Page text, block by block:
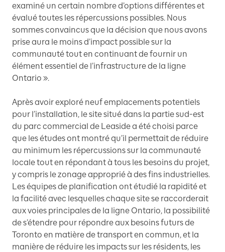
examiné un certain nombre d’options différentes et
évalué toutes les répercussions possibles. Nous
sommes convaincus que la décision que nous avons
prise aura le moins d’impact possible sur la
communauté tout en continuant de fournir un
élément essentiel de l’infrastructure de la ligne
Ontario ».
Après avoir exploré neuf emplacements potentiels
pour l’installation, le site situé dans la partie sud-est
du parc commercial de Leaside a été choisi parce
que les études ont montré qu’il permettait de réduire
au minimum les répercussions sur la communauté
locale tout en répondant à tous les besoins du projet,
y compris le zonage approprié à des fins industrielles.
Les équipes de planification ont étudié la rapidité et
la facilité avec lesquelles chaque site se raccorderait
aux voies principales de la ligne Ontario, la possibilité
de s’étendre pour répondre aux besoins futurs de
Toronto en matière de transport en commun, et la
manière de réduire les impacts sur les résidents, les